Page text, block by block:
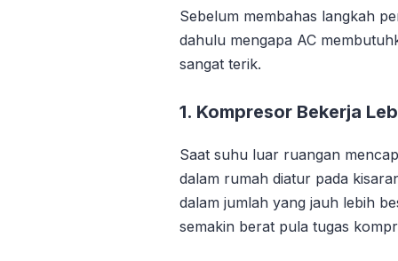
Sebelum membahas langkah
dahulu mengapa AC
sangat terik.
1. Kompresor Bekerja
Saat suhu luar ruangan
dalam rumah diatur pada
dalam jumlah yang jauh lebih
semakin berat pula tugas